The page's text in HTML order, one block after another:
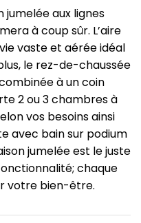
jumelée aux lignes
à coup sûr. L’aire
vaste et aérée idéal
le rez-de-chaussée
à un coin
2 ou 3 chambres à
vos besoins ainsi
avec bain sur podium
jumelée est le juste
chaque
votre bien-être.